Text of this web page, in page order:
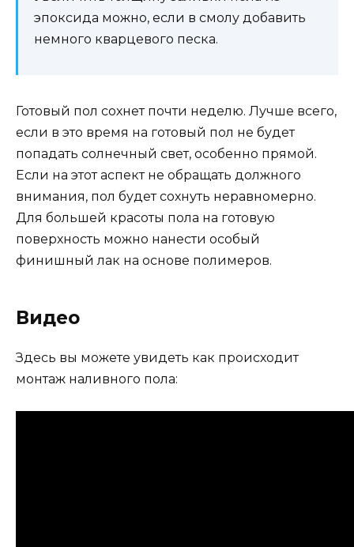
эпоксида можно, если в смолу добавить
немного кварцевого песка.
Готовый пол сохнет почти неделю. Лучше всего,
если в это время на готовый пол не будет
попадать солнечный свет, особенно прямой.
Если на этот аспект не обращать должного
внимания, пол будет сохнуть неравномерно.
Для большей красоты пола на готовую
поверхность можно нанести особый
финишный лак на основе полимеров.
Видео
Здесь вы можете увидеть как происходит
монтаж наливного пола: